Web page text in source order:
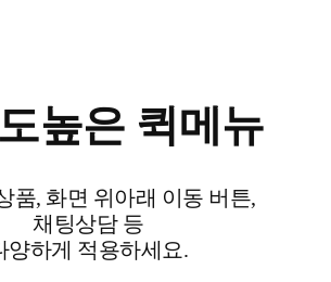
높은 퀵메뉴
품, 화면 위아래 이동 버튼,
채팅상담 등
양하게 적용하세요.